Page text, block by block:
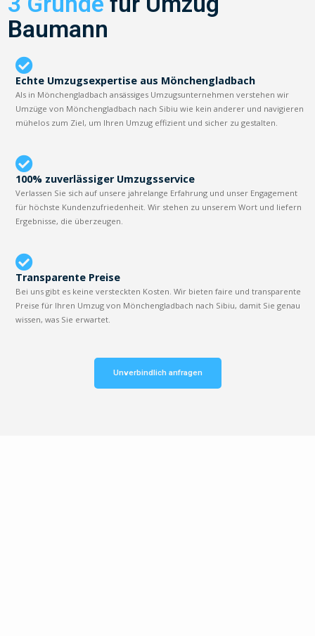
Baumann
Echte Umzugsexpertise aus Mönchengladbach
Als in Mönchengladbach ansässiges Umzugsunternehmen verstehen wir
Umzüge von Mönchengladbach nach Sibiu wie kein anderer und navigieren
mühelos zum Ziel, um Ihren Umzug effizient und sicher zu gestalten.
100% zuverlässiger Umzugsservice
Verlassen Sie sich auf unsere jahrelange Erfahrung und unser Engagement
für höchste Kundenzufriedenheit. Wir stehen zu unserem Wort und liefern
Ergebnisse, die überzeugen.
Transparente Preise
Bei uns gibt es keine versteckten Kosten. Wir bieten faire und transparente
Preise für Ihren Umzug von Mönchengladbach nach Sibiu, damit Sie genau
wissen, was Sie erwartet.
Unverbindlich anfragen